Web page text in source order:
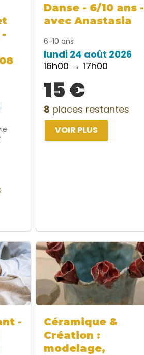
Danse - 6/10 ans -
avec Anastasia
6-10 ans
lundi 24 août 2026
16h00 → 17h00
15 €
8 places restantes
VOIR PLUS
-
Céramique &
Création :
modelage,